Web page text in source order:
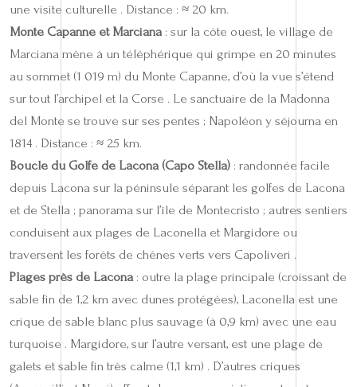
une visite culturelle . Distance : ≈ 20 km.
Monte Capanne et Marciana : sur la côte ouest, le village de
Marciana mène à un téléphérique qui grimpe en 20 minutes
au sommet (1 019 m) du Monte Capanne, d’où la vue s’étend
sur tout l’archipel et la Corse . Le sanctuaire de la Madonna
del Monte se trouve sur ses pentes ; Napoléon y séjourna en
1814 . Distance : ≈ 25 km.
Boucle du Golfe de Lacona (Capo Stella) : randonnée facile
depuis Lacona sur la péninsule séparant les golfes de Lacona
et de Stella ; panorama sur l’île de Montecristo ; autres sentiers
conduisent aux plages de Laconella et Margidore ou
traversent les forêts de chênes verts vers Capoliveri .
Plages près de Lacona : outre la plage principale (croissant de
sable fin de 1,2 km avec dunes protégées), Laconella est une
crique de sable blanc plus sauvage (à 0,9 km) avec une eau
turquoise . Margidore, sur l’autre versant, est une plage de
galets et sable fin très calme (1,1 km) . D’autres criques